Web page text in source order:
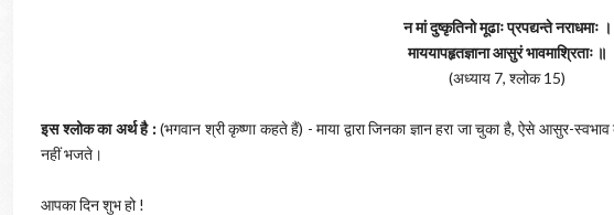
न मां दुष्कृतिनो मूढाः प्रपद्यन्ते नराधमाः ।
माययापहृतज्ञाना आसुरं भावमाश्रिताः ॥
(अध्याय 7, श्लोक 15)
इस श्लोक का अर्थ है :(भगवान श्री कृष्णा कहते हैं) - माया द्वारा जिनका ज्ञान हरा जा चुका है, ऐसे आसुर-
नहीं भजते।
आपका दिन शुभ हो !